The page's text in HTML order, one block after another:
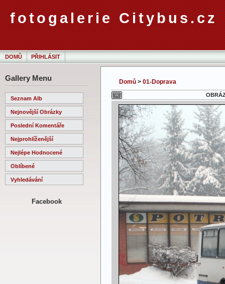
fotogalerie Citybus.cz
DOMŮ PŘIHLÁSIT
Gallery Menu
Seznam Alb
Nejnovější Obrázky
Poslední Komentáře
Nejprohlíženější
Nejlépe Hodnocené
Oblíbené
Vyhledávání
Facebook
Domů > 01-Doprava